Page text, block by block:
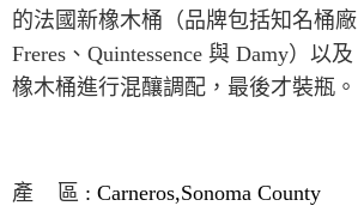
的法國新橡木桶（品牌包括知名桶廠
Freres 、 Quintessence 與 Damy）以及
橡木桶進行混釀調配，最後才裝瓶。
產 區 : Carneros,Sonoma County